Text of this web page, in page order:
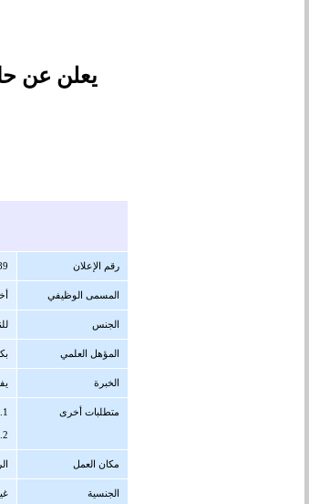
يعلن عن
رقم الإعلان
المسمى الوظيفي
الجنس
المؤهل العلمي
الخبرة
متطلبات أخرى 1. تصنيف ساري من هيئة التخصصات الصحية
2. كتابة (أخصائية نفسي + الرياض) في عنوان الإيميل
مكان العمل
الجنسية